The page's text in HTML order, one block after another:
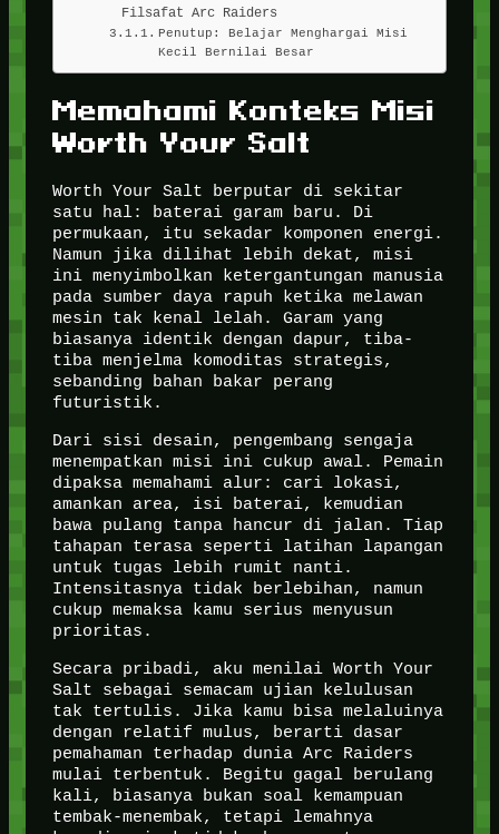
Filsafat Arc Raiders
Penutup: Belajar Menghargai Misi
Kecil Bernilai Besar
Memahami Konteks Misi
Worth Your Salt
Worth Your Salt berputar di sekitar
satu hal: baterai garam baru. Di
permukaan, itu sekadar komponen energi.
Namun jika dilihat lebih dekat, misi
ini menyimbolkan ketergantungan manusia
pada sumber daya rapuh ketika melawan
mesin tak kenal lelah. Garam yang
biasanya identik dengan dapur, tiba-
tiba menjelma komoditas strategis,
sebanding bahan bakar perang
futuristik.
Dari sisi desain, pengembang sengaja
menempatkan misi ini cukup awal. Pemain
dipaksa memahami alur: cari lokasi,
amankan area, isi baterai, kemudian
bawa pulang tanpa hancur di jalan. Tiap
tahapan terasa seperti latihan lapangan
untuk tugas lebih rumit nanti.
Intensitasnya tidak berlebihan, namun
cukup memaksa kamu serius menyusun
prioritas.
Secara pribadi, aku menilai Worth Your
Salt sebagai semacam ujian kelulusan
tak tertulis. Jika kamu bisa melaluinya
dengan relatif mulus, berarti dasar
pemahaman terhadap dunia Arc Raiders
mulai terbentuk. Begitu gagal berulang
kali, biasanya bukan soal kemampuan
tembak-menembak, tetapi lemahnya